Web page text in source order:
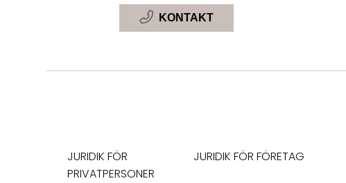
KONTAKT
JURIDIK FÖR
PRIVATPERSONER
JURIDIK FÖR FÖRETAG